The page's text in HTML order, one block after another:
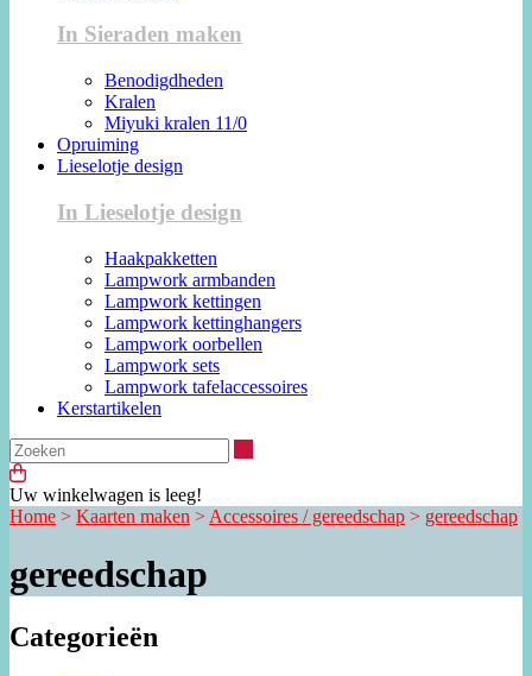
In Sieraden maken
Benodigdheden
Kralen
Miyuki kralen 11/0
Opruiming
Lieselotje design
In Lieselotje design
Haakpakketten
Lampwork armbanden
Lampwork kettingen
Lampwork kettinghangers
Lampwork oorbellen
Lampwork sets
Lampwork tafelaccessoires
Kerstartikelen
Uw winkelwagen is leeg!
Home > Kaarten maken > Accessoires / gereedschap > gereedschap
gereedschap
Categorieën